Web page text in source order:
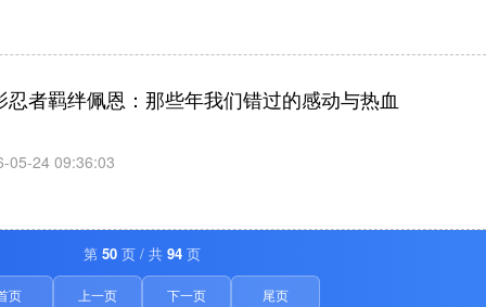
忍者羁绊佩恩：那些年我们错过的感动与热血
05-24 09:36:03
第 50 页 / 共 94 页
页 上一页 下一页 尾页